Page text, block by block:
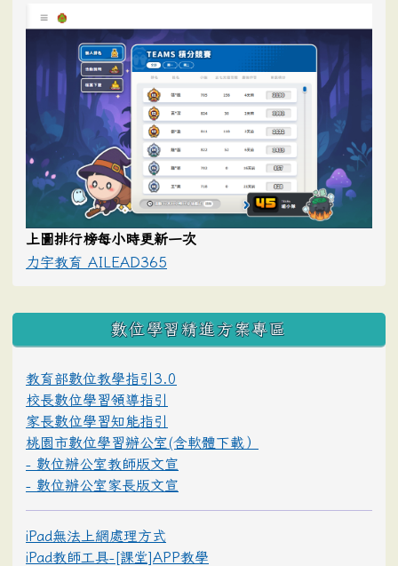
上圖排行榜每小時更新一次
力宇教育 AILEAD365
數位學習精進方案專區
教育部數位教學指引3.0
校長數位學習領導指引
家長數位學習知能指引
桃園市數位學習辦公室(含軟體下載）
- 數位辦公室教師版文宣
- 數位辦公室家長版文宣
iPad無法上網處理方式
iPad教師工具-[課堂]APP教學